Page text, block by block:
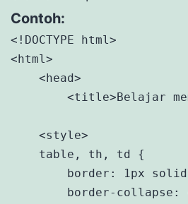
Contoh:
<!DOCTYPE html>
<html>
    <head>
<title>Belajar
    <style>
    table, th, td {
border: 1px
border-collapse: